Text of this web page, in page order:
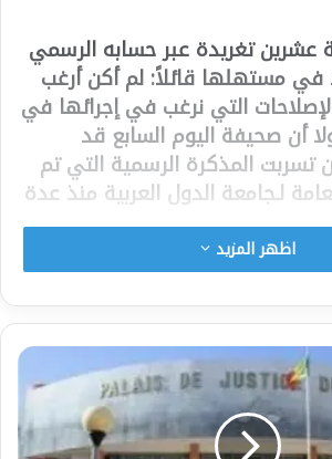
عشرين تغريدة عبر حسابه الرسمي
في مستهلها قائلاً: لم أكن أرغب
التي نرغب في إجرائها في
أن صحيفة اليوم السابع قد
المذكرة الرسمية التي تم
لـجامعة الدول العربية‬ منذ عدة
هذا الأمر أقول وبكل صراحة إن
منظمة بدون أنياب وعليها أن
الأفريقي والاتحاد الأوروبي
أن تعمل على تحقيق هذا الهدف
يحتاج إلى سنوات طويلة وإلى
كافة الدول العربية وأن يتم
اظهر المزيد